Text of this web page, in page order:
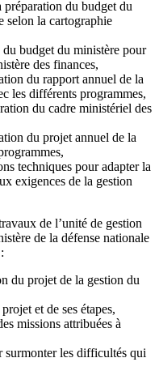
du budget du
selon la cartographie
budget du ministère pour
des finances,
du rapport annuel de la
les différents programmes,
du cadre ministériel des
du projet annuel de la
techniques pour adapter la
exigences de la gestion
de l’unité de gestion
de la défense nationale
du projet de la gestion du
et de ses étapes,
missions attribuées à
surmonter les difficultés qui